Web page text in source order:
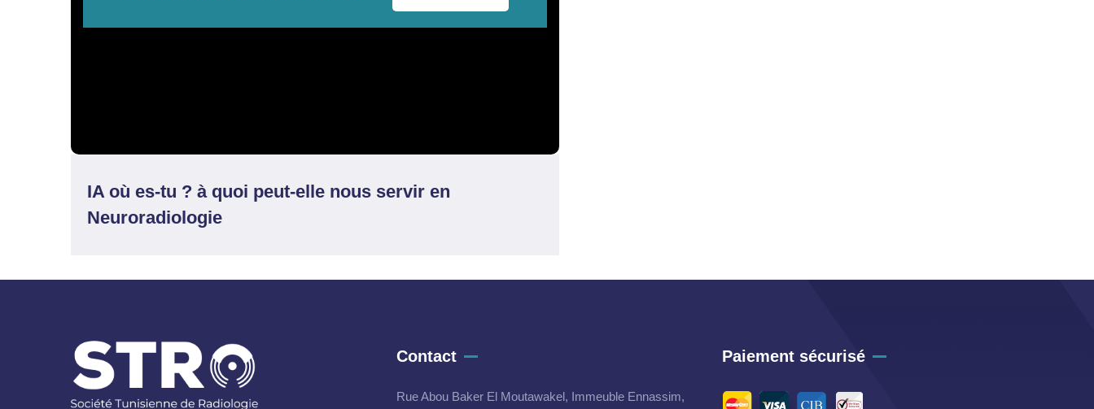
IA où es-tu ? à quoi peut-elle nous servir en
Neuroradiologie
Contact
Rue Abou Baker El Moutawakel, Immeuble Ennassim,
Paiement sécurisé